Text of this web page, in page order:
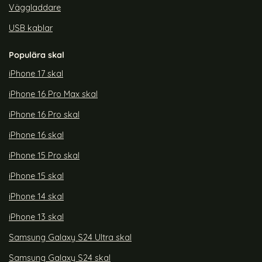
Väggladdare
USB kablar
Populära skal
iPhone 17 skal
iPhone 16 Pro Max skal
iPhone 16 Pro skal
iPhone 16 skal
iPhone 15 Pro skal
iPhone 15 skal
iPhone 14 skal
iPhone 13 skal
Samsung Galaxy S24 Ultra skal
Samsung Galaxy S24 skal